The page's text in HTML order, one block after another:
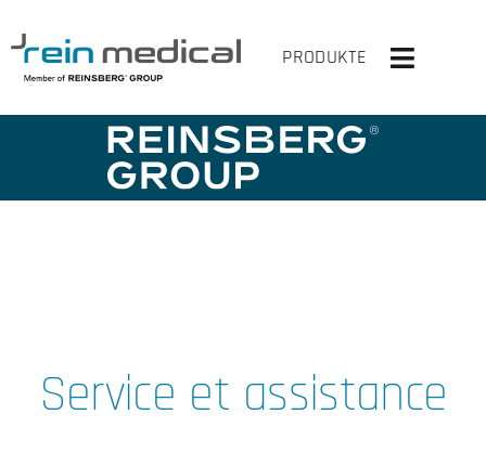
to
content
PRODUKTE
Toggle
HOME
SOLUTIONS
ENTREPRISE
Service et assistance